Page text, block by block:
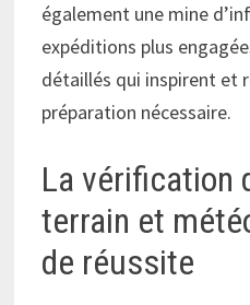
également une mine
expéditions plus
détaillés qui inspirent et
préparation nécessaire.
La vérification
terrain et
de réussite